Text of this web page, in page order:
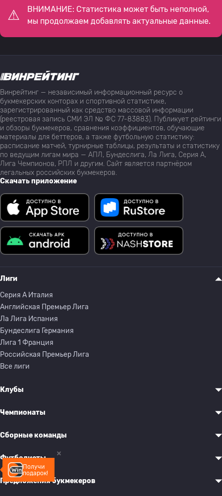
ВНИМАНИЕ: Статистика может быть неполной,
мы продолжаем добавлять актуальные данные.
Получи
подарок!
Винрейтинг — независимый информационный ресурс о
букмекерских конторах и спортивной статистике,
зарегистрированный как средство массовой информации
(реестровая запись СМИ ЭЛ № ФС 77-83883). Публикует рейтинги
и обзоры букмекеров, сравнения коэффициентов, обучающие
материалы для беттеров, а также футбольную статистику:
расписание матчей, турнирные таблицы, результаты и статистику
по ведущим лигам мира — АПЛ, Бундеслига, Ла Лига, Серия А,
Лига Чемпионов, РПЛ и другим. Сайт является партнёром
легальных российских букмекеров.
Скачать приложение
Лиги
Серия A Италия
Английская Премьер Лига
Ла Лига Испания
Бундеслига Германия
Лига 1 Франция
Российская Премьер Лига
Все лиги
Клубы
Чемпионаты
Сборные команды
Футболисты
Предложения букмекеров